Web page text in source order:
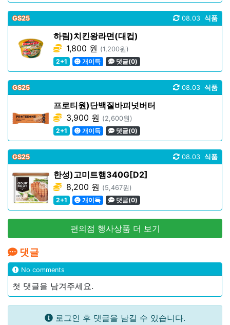
GS25 식품
08.03
하림)치킨왕라면(대컵)
1,800 원 (1,200원)
2+1
개이득 댓글(0)
GS25 식품
08.03
프로티원)단백질바피넛버터
3,900 원 (2,600원)
2+1
개이득 댓글(0)
GS25 식품
08.03
한성)고미트햄340G[D2]
8,200 원 (5,467원)
2+1
개이득 댓글(0)
편의점 행사상품 더 보기
댓글
No comments
첫 댓글을 남겨주세요.
로그인 후 댓글을 남길 수 있습니다.